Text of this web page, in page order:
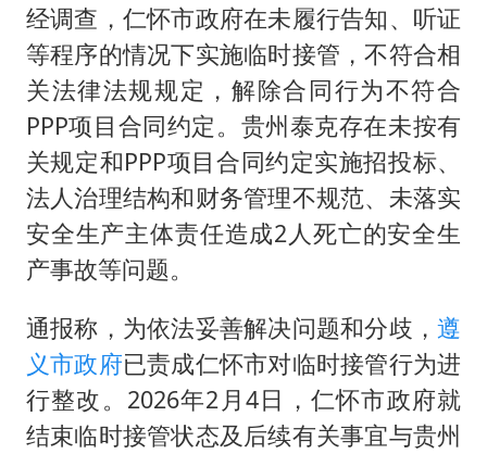
经调查，仁怀市政府在未履行告知、听证
等程序的情况下实施临时接管，不符合相
关法律法规规定，解除合同行为不符合
PPP项目合同约定。贵州泰克存在未按有
关规定和PPP项目合同约定实施招投标、
法人治理结构和财务管理不规范、未落实
安全生产主体责任造成2人死亡的安全生
产事故等问题。
通报称，为依法妥善解决问题和分歧，遵
义市政府已责成仁怀市对临时接管行为进
行整改。2026年2月4日，仁怀市政府就
结束临时接管状态及后续有关事宜与贵州